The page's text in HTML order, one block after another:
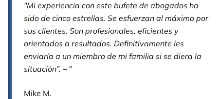
"Mi experiencia con este bufete de abogados ha
sido de cinco estrellas. Se esfuerzan al máximo por
sus clientes. Son profesionales, eficientes y
orientados a resultados. Definitivamente les
enviaría a un miembro de mi familia si se diera la
situación”. – "
Mike M.